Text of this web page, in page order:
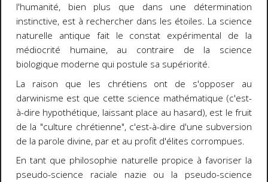
l'humanité, bien plus que dans une détermination
instinctive, est à rechercher dans les étoiles. La science
naturelle antique fait le constat expérimental de la
médiocrité humaine, au contraire de la science
biologique moderne qui postule sa supériorité.
La raison que les chrétiens ont de s'opposer au
darwinisme est que cette science mathématique (c'est-
à-dire hypothétique, laissant place au hasard), est le fruit
de la "culture chrétienne", c'est-à-dire d'une subversion
de la parole divine, par et au profit d'élites corrompues.
En tant que philosophie naturelle propice à favoriser la
pseudo-science raciale nazie ou la pseudo-science